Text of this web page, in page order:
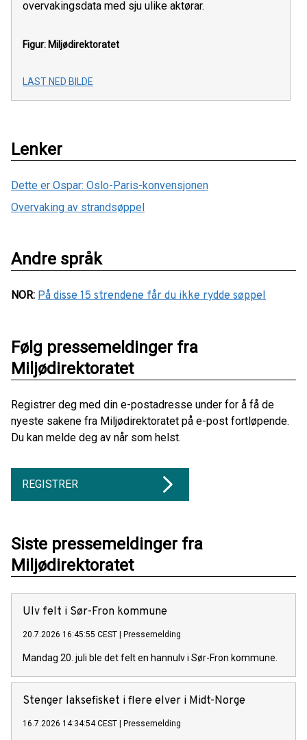
overvakingsdata med sju ulike aktørar.
Figur: Miljødirektoratet
LAST NED BILDE
Lenker
Dette er Ospar: Oslo-Paris-konvensjonen
Overvaking av strandsøppel
Andre språk
NOR: På disse 15 strendene får du ikke rydde søppel
Følg pressemeldinger fra
Miljødirektoratet
Registrer deg med din e-postadresse under for å få de
nyeste sakene fra Miljødirektoratet på e-post fortløpende.
Du kan melde deg av når som helst.
REGISTRER
Siste pressemeldinger fra
Miljødirektoratet
Ulv felt i Sør-Fron kommune
20.7.2026 16:45:55 CEST | Pressemelding
Mandag 20. juli ble det felt en hannulv i Sør-Fron kommune.
Stenger laksefisket i flere elver i Midt-Norge
16.7.2026 14:34:54 CEST | Pressemelding